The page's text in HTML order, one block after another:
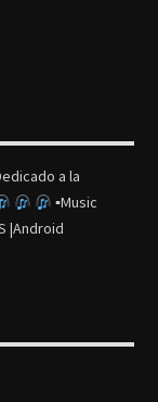
a la
▪Music
|Android